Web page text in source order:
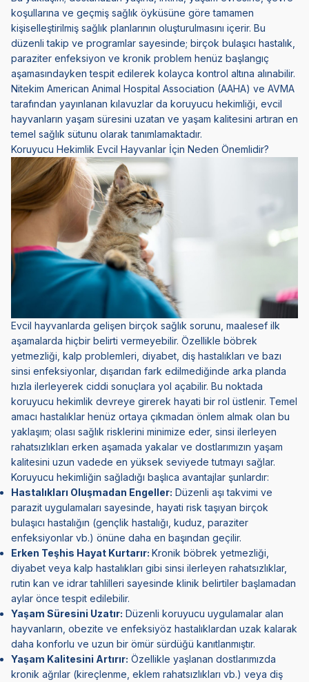
koşullarına ve geçmiş sağlık öyküsüne göre tamamen
kişiselleştirilmiş sağlık planlarının oluşturulmasını içerir. Bu
düzenli takip ve programlar sayesinde; birçok bulaşıcı hastalık,
paraziter enfeksiyon ve kronik problem henüz başlangıç
aşamasındayken tespit edilerek kolayca kontrol altına alınabilir.
Nitekim American Animal Hospital Association (AAHA) ve AVMA
tarafından yayınlanan kılavuzlar da koruyucu hekimliği, evcil
hayvanların yaşam süresini uzatan ve yaşam kalitesini artıran en
temel sağlık sütunu olarak tanımlamaktadır.
Koruyucu Hekimlik Evcil Hayvanlar İçin Neden Önemlidir?
Evcil hayvanlarda gelişen birçok sağlık sorunu, maalesef ilk
aşamalarda hiçbir belirti vermeyebilir. Özellikle böbrek
yetmezliği, kalp problemleri, diyabet, diş hastalıkları ve bazı
sinsi enfeksiyonlar, dışarıdan fark edilmediğinde arka planda
hızla ilerleyerek ciddi sonuçlara yol açabilir. Bu noktada
koruyucu hekimlik devreye girerek hayati bir rol üstlenir. Temel
amacı hastalıklar henüz ortaya çıkmadan önlem almak olan bu
yaklaşım; olası sağlık risklerini minimize eder, sinsi ilerleyen
rahatsızlıkları erken aşamada yakalar ve dostlarımızın yaşam
kalitesini uzun vadede en yüksek seviyede tutmayı sağlar.
Koruyucu hekimliğin sağladığı başlıca avantajlar şunlardır:
Hastalıkları Oluşmadan Engeller: Düzenli aşı takvimi ve
parazit uygulamaları sayesinde, hayati risk taşıyan birçok
bulaşıcı hastalığın (gençlik hastalığı, kuduz , paraziter
enfeksiyonlar vb.) önüne daha en başından geçilir.
Erken Teşhis Hayat Kurtarır: Kronik böbrek yetmezliği,
diyabet veya kalp hastalıkları gibi sinsi ilerleyen rahatsızlıklar,
rutin kan ve idrar tahlilleri sayesinde klinik belirtiler başlamadan
aylar önce tespit edilebilir.
Yaşam Süresini Uzatır: Düzenli koruyucu uygulamalar alan
hayvanların, obezite ve enfeksiyöz hastalıklardan uzak kalarak
daha konforlu ve uzun bir ömür sürdüğü kanıtlanmıştır.
Yaşam Kalitesini Artırır: Özellikle yaşlanan dostlarımızda
kronik ağrılar (kireçlenme, eklem rahatsızlıkları vb.) veya diş